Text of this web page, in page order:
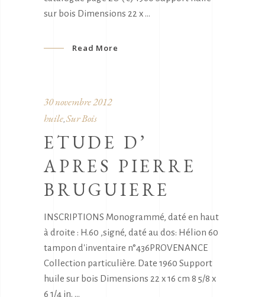
sur bois Dimensions 22 x
Read More
30 novembre 2012
huile Sur Bois
ETUDE D’
APRES PIERRE
BRUGUIERE
INSCRIPTIONS Monogrammé, daté en haut
à droite : H.60 ,signé, daté au dos: Hélion 60
tampon d'inventaire n°436PROVENANCE
Collection particulière. Date 1960 Support
huile sur bois Dimensions 22 x 16 cm 8 5/8 x
6 1/4 in.